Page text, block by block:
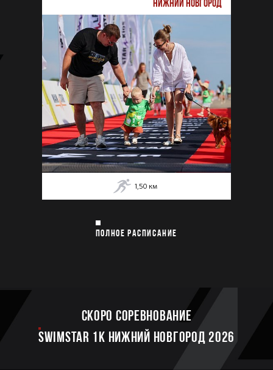
НИЖНИЙ НОВГОРОД
1,50 км
ПОЛНОЕ РАСПИСАНИЕ
Скоро соревнование
SWIMSTAR 1K НИЖНИЙ НОВГОРОД 2026